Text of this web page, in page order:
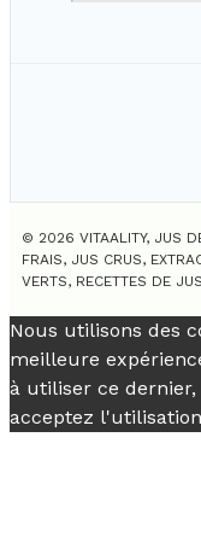
© 2026 VITAALITY, JUS
FRAIS, JUS CRUS,
VERTS, RECETTES DE JUS
Nous utilisons des
meilleure
à utiliser ce
acceptez